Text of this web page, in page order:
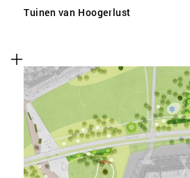
Tuinen van Hoogerlust